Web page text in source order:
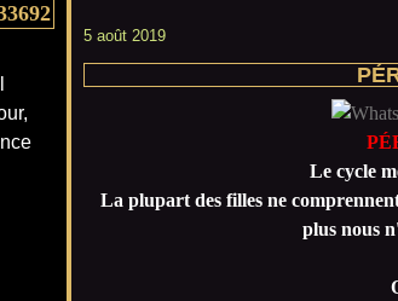
5 août 2019
Le cycle
La plupart des filles ne
plus nous